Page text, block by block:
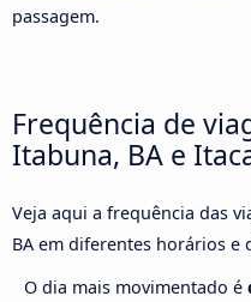
passagem.
Frequência de
Itabuna, BA e
Veja aqui a frequência das
BA em diferentes horários e
O dia mais movimentado é